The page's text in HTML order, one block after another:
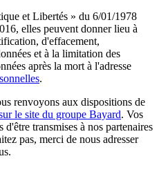
et Libertés » du 6/01/1978
elles peuvent donner lieu à
d'effacement,
et à la limitation des
après la mort à l'adresse
.
renvoyons aux dispositions de
le site du groupe Bayard. Vos
d'être transmises à nos partenaires
pas, merci de nous adresser